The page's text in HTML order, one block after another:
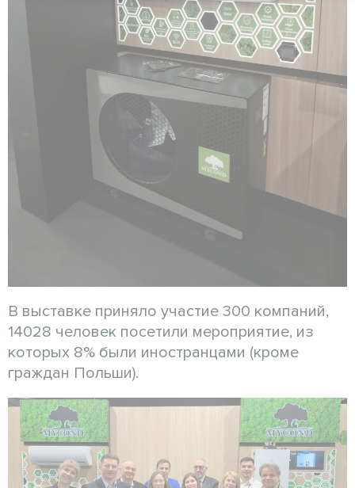
В выставке приняло участие 300 компаний,
14028 человек посетили мероприятие, из
которых 8% были иностранцами (кроме
граждан Польши).